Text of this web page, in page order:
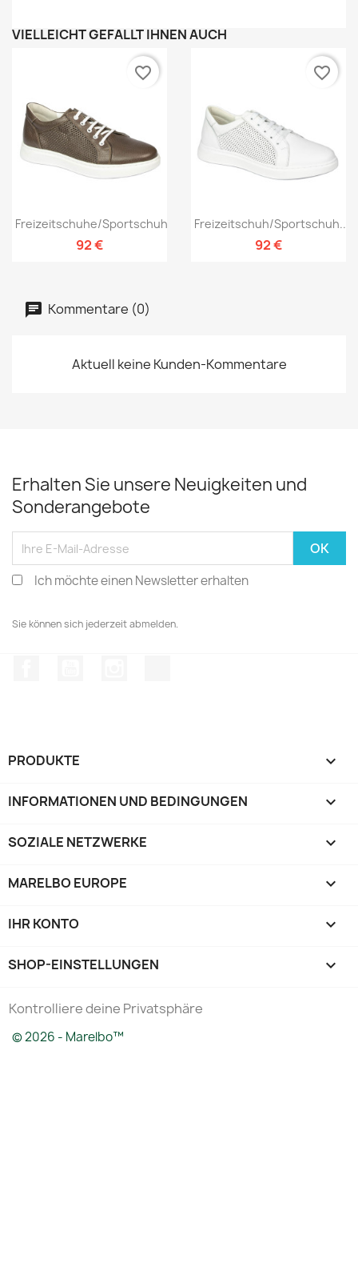
VIELLEICHT GEFÄLLT IHNEN AUCH
Freizeitschuhe/Sportschuhe...
92 €
favorite_border
Freizeitschuh/Sportschuh...
92 €
favorite_border
Kommentare (0)
Aktuell keine Kunden-Kommentare
Erhalten Sie unsere Neuigkeiten und
Sonderangebote
Ich möchte einen Newsletter erhalten
Sie können sich jederzeit abmelden.
PRODUKTE 
INFORMATIONEN UND BEDINGUNGEN 
SOZIALE NETZWERKE 
MARELBO EUROPE 
IHR KONTO 
SHOP-EINSTELLUNGEN keyboard_arrow_down
Kontrolliere deine Privatsphäre
© 2026 - Marelbo™